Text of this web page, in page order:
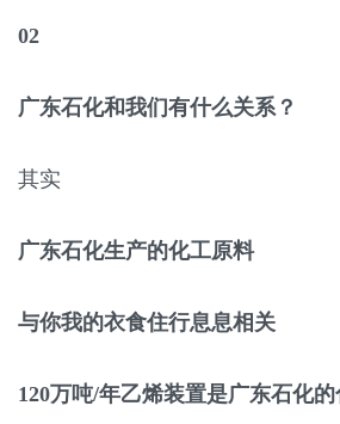
02
广东石化和我们有什么关系？
其实
广东石化生产的化工原料
与你我的衣食住行息息相关
120万吨/年乙烯装置是广东石化的